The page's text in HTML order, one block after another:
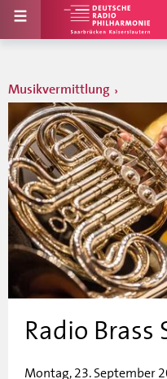
Musikvermittlung
Radio Brass
Montag, 23. September